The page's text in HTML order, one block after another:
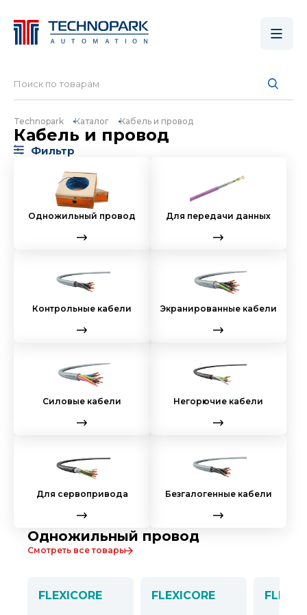
Technopark Каталог Кабель и провод
Кабель и провод
Фильтр
Одножильный провод Для передачи данных
Контрольные кабели Экранированные кабели
Силовые кабели Негорючие кабели
Для сервопривода Безгалогенные кабели
Одножильный провод
Смотреть все товары
FLEXICORE FLEXICORE